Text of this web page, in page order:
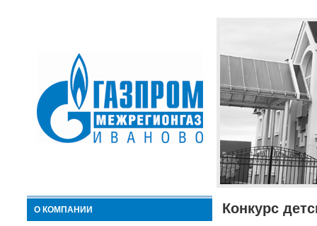
О КОМПАНИИ Конкурс